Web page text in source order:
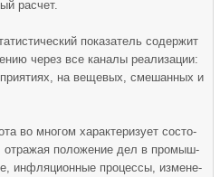
расчет.
показатель содер­жит
через все каналы реализации:
на вещевых, смешанных и
во многом характеризует состо­
отражая положение дел в промыш­
инфляционные процессы, измене­